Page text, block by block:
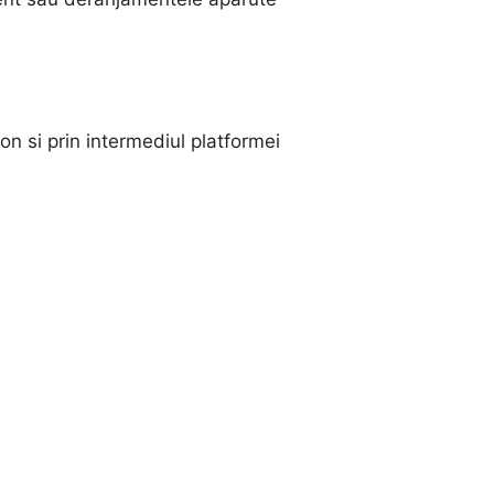
si prin intermediul platformei